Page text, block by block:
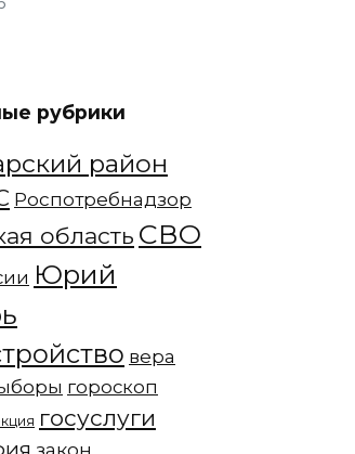
рубрики
район
Роспотребнадзор
область СВО
Юрий
вера
гороскоп
госуслуги